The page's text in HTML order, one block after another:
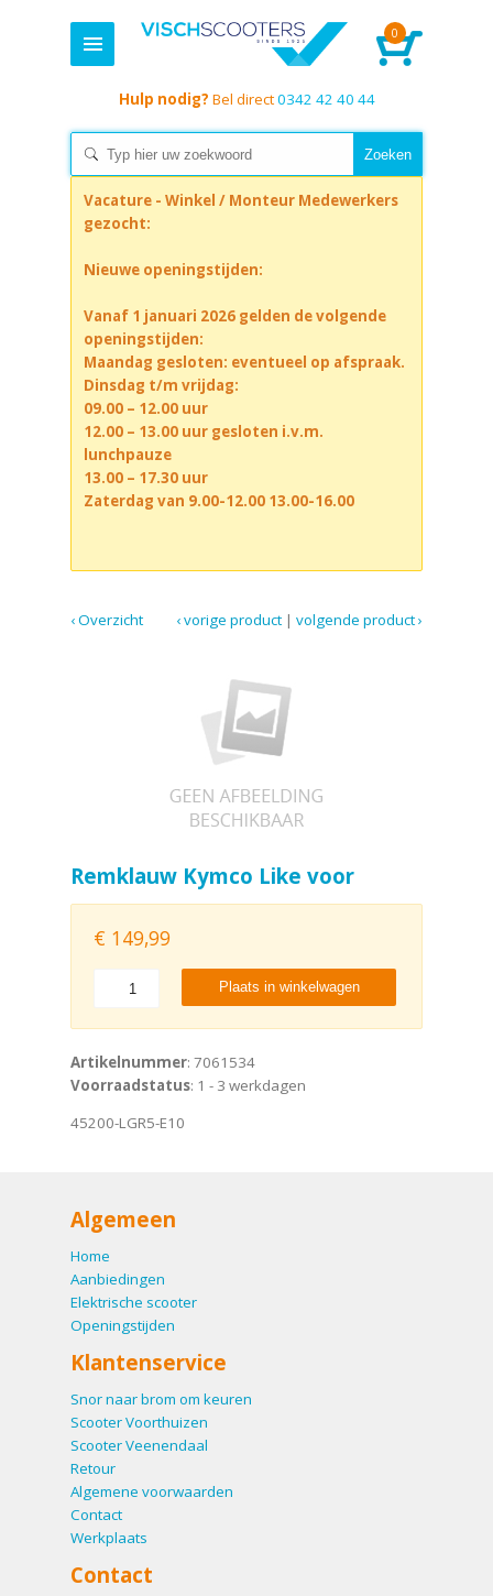
0
Hulp nodig? Bel direct0342 42 40 44
Vacature - Winkel / Monteur Medewerkers
gezocht:
Nieuwe openingstijden:
Vanaf 1 januari 2026 gelden de volgende
openingstijden:
Maandag gesloten: eventueel op afspraak.
Dinsdag t/m vrijdag:
09.00 – 12.00 uur
12.00 – 13.00 uur gesloten i.v.m.
lunchpauze
13.00 – 17.30 uur
Zaterdag van 9.00-12.00 13.00-16.00
‹ Overzicht volgende product ›
|
‹ vorige product
Remklauw Kymco Like voor
€ 149,99
Plaats in winkelwagen
Artikelnummer: 7061534
Voorraadstatus: 1 - 3 werkdagen
45200-LGR5-E10
Algemeen
Home
Aanbiedingen
Elektrische scooter
Openingstijden
Klantenservice
Snor naar brom om keuren
Scooter Voorthuizen
Scooter Veenendaal
Retour
Algemene voorwaarden
Contact
Werkplaats
Contact